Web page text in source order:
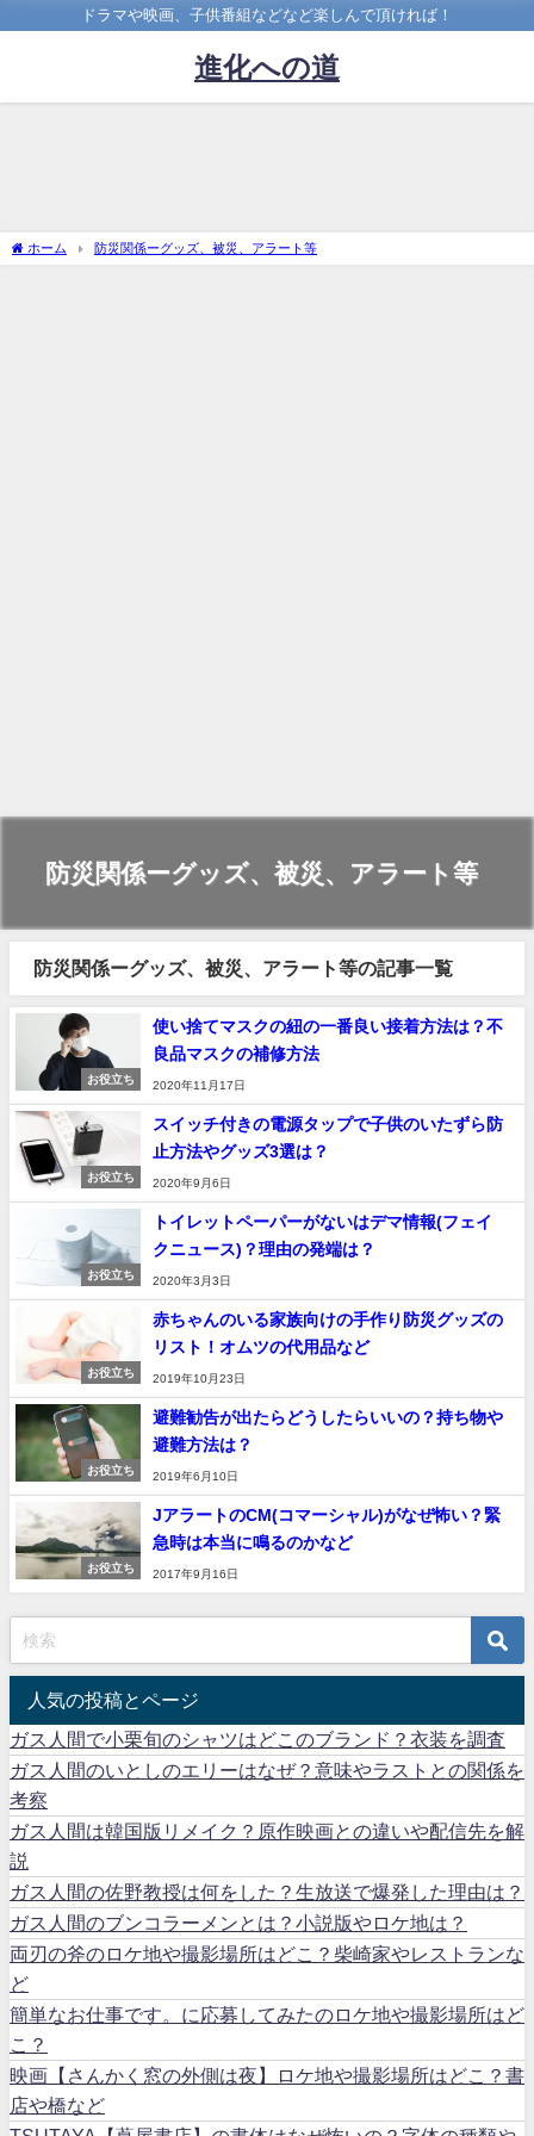
ドラマや映画、子供番組などなど楽しんで頂ければ！
進化への道
ホーム 防災関係ーグッズ、被災、アラート等
防災関係ーグッズ、被災、アラート等
防災関係ーグッズ、被災、アラート等の記事一覧
お役立ち
使い捨てマスクの紐の一番良い接着方法は？不
良品マスクの補修方法
2020年11月17日
お役立ち
スイッチ付きの電源タップで子供のいたずら防
止方法やグッズ3選は？
2020年9月6日
お役立ち
トイレットペーパーがないはデマ情報(フェイ
クニュース)？理由の発端は？
2020年3月3日
お役立ち
赤ちゃんのいる家族向けの手作り防災グッズの
リスト！オムツの代用品など
2019年10月23日
お役立ち
避難勧告が出たらどうしたらいいの？持ち物や
避難方法は？
2019年6月10日
お役立ち
JアラートのCM(コマーシャル)がなぜ怖い？緊
急時は本当に鳴るのかなど
2017年9月16日
人気の投稿とページ
ガス人間で小栗旬のシャツはどこのブランド？衣装を調査
ガス人間のいとしのエリーはなぜ？意味やラストとの関係を
考察
ガス人間は韓国版リメイク？原作映画との違いや配信先を解
説
ガス人間の佐野教授は何をした？生放送で爆発した理由は？
ガス人間のブンコラーメンとは？小説版やロケ地は？
両刃の斧のロケ地や撮影場所はどこ？柴崎家やレストランな
ど
簡単なお仕事です。に応募してみたのロケ地や撮影場所はど
こ？
映画【さんかく窓の外側は夜】ロケ地や撮影場所はどこ？書
店や橋など